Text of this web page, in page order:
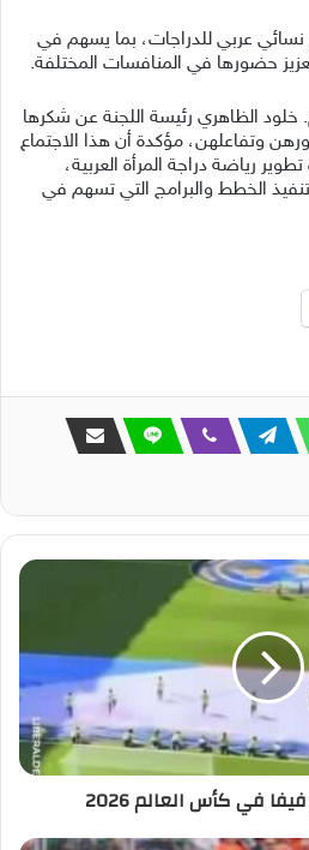
عربي للدراجات، بما يسهم في
حضورها في المنافسات المختلفة.
خلود الظاهري رئيسة اللجنة عن شكرها
وتفاعلهن، مؤكدة أن هذا الاجتماع
رياضة دراجة المرأة العربية،
الخطط والبرامج التي تسهم في
في كأس العالم 2026